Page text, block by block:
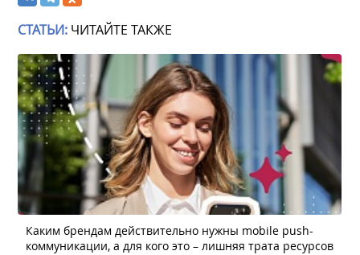
СТАТЬИ: ЧИТАЙТЕ ТАКЖЕ
Каким брендам действительно нужны mobile push-
коммуникации, а для кого это – лишняя трата ресурсов